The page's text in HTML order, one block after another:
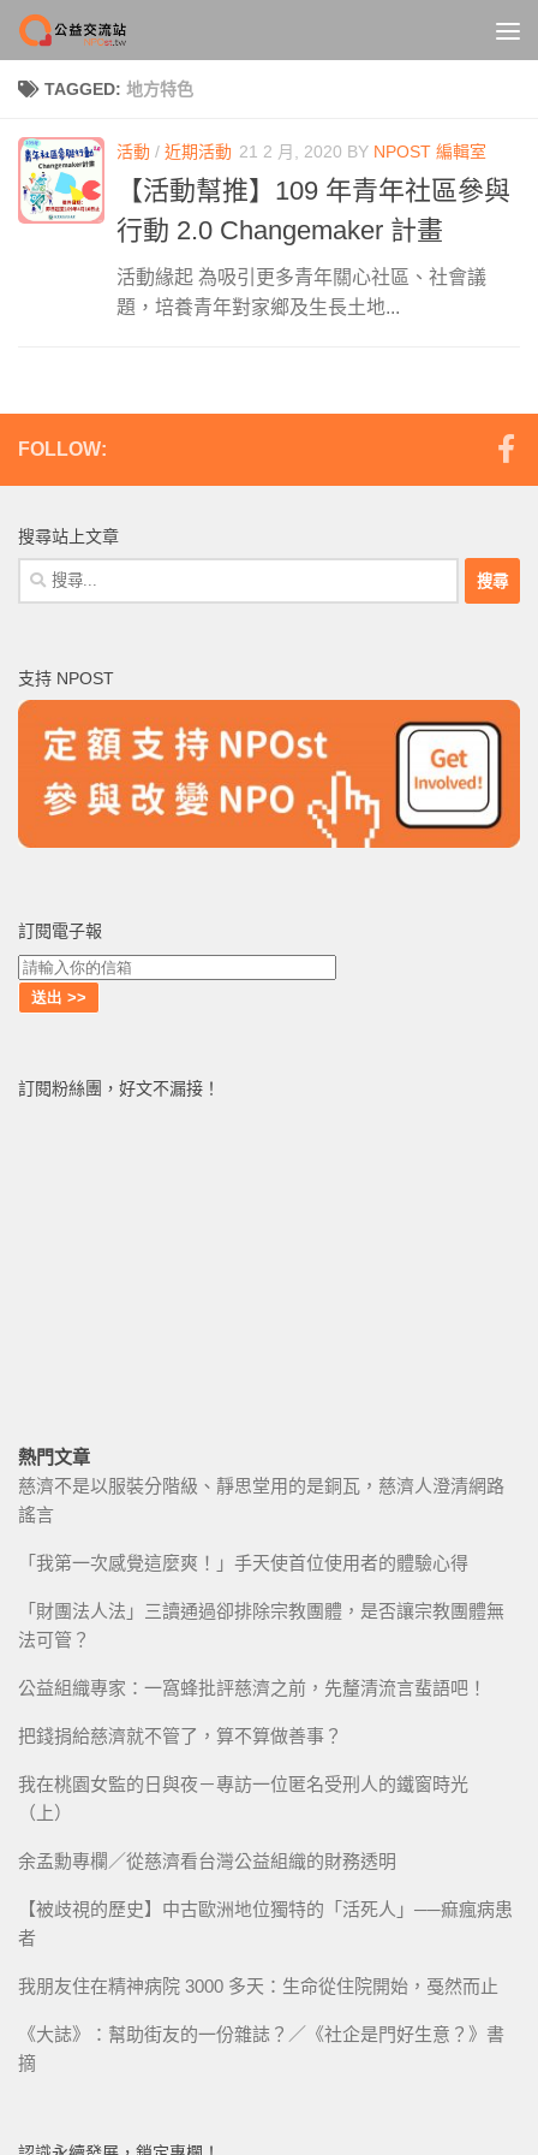
Skip to content
TAGGED: 地方特色
活動 / 近期活動 21 2 月, 2020 BY NPOST 編輯室
【活動幫推】109 年青年社區參與
行動 2.0 Changemaker 計畫
活動緣起 為吸引更多青年關心社區、社會議
題，培養青年對家鄉及生長土地...
FOLLOW:
搜尋站上文章
搜
尋
字:
支持 NPOST
訂閱電子報
訂閱粉絲團，好文不漏接！
熱門文章
慈濟不是以服裝分階級、靜思堂用的是銅瓦，慈濟人澄清網路
謠言
「我第一次感覺這麼爽！」手天使首位使用者的體驗心得
「財團法人法」三讀通過卻排除宗教團體，是否讓宗教團體無
法可管？
公益組織專家：一窩蜂批評慈濟之前，先釐清流言蜚語吧！
把錢捐給慈濟就不管了，算不算做善事？
我在桃園女監的日與夜－專訪一位匿名受刑人的鐵窗時光
（上）
余孟勳專欄／從慈濟看台灣公益組織的財務透明
【被歧視的歷史】中古歐洲地位獨特的「活死人」──痲瘋病患
者
我朋友住在精神病院 3000 多天：生命從住院開始，戞然而止
《大誌》：幫助街友的一份雜誌？／《社企是門好生意？》書
摘